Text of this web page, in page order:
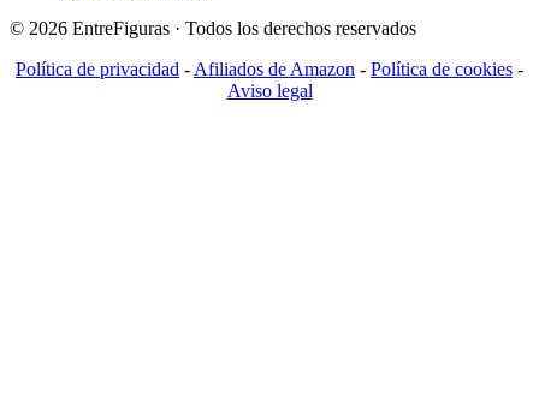
© 2026 EntreFiguras · Todos los derechos reservados
Política de privacidad - Afiliados de Amazon - Política de cookies -
Aviso legal